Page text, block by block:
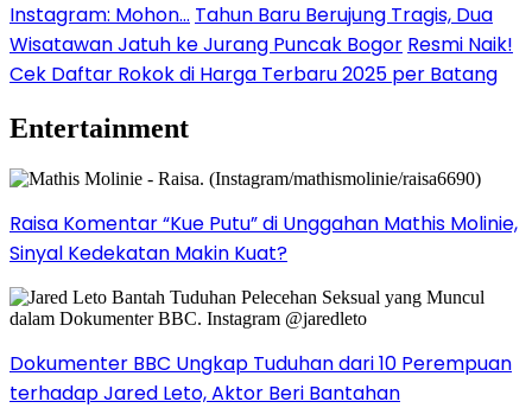
Instagram: Mohon… Tahun Baru Berujung Tragis, Dua
Wisatawan Jatuh ke Jurang Puncak Bogor Resmi Naik!
Cek Daftar Rokok di Harga Terbaru 2025 per Batang
Entertainment
Raisa Komentar “Kue Putu” di Unggahan Mathis Molinie,
Sinyal Kedekatan Makin Kuat?
Dokumenter BBC Ungkap Tuduhan dari 10 Perempuan
terhadap Jared Leto, Aktor Beri Bantahan